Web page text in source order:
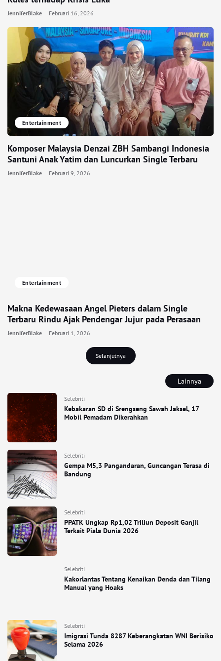
Lainnya
Selebriti
Kebakaran SD di Srengseng Sawah Jaksel, 17
Mobil Pemadam Dikerahkan
Selebriti
Gempa M5,3 Pangandaran, Guncangan Terasa di
Bandung
Selebriti
PPATK Ungkap Rp1,02 Triliun Deposit Ganjil
Terkait Piala Dunia 2026
Selebriti
Kakorlantas Tentang Kenaikan Denda dan Tilang
Manual yang Hoaks
Selebriti
Imigrasi Tunda 8287 Keberangkatan WNI Berisiko
Selama 2026
JenniferBlake Februari 16, 2026
Entertainment
Komposer Malaysia Denzai ZBH Sambangi Indonesia
Santuni Anak Yatim dan Luncurkan Single Terbaru
JenniferBlake Februari 9, 2026
Entertainment
Makna Kedewasaan Angel Pieters dalam Single
Terbaru Rindu Ajak Pendengar Jujur pada Perasaan
JenniferBlake Februari 1, 2026
Selanjutnya